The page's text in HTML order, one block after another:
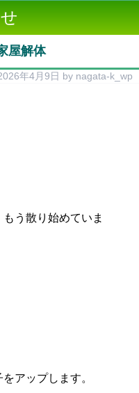
屋解体
年4月9日 by nagata-k_wp
う散り始めていま
アップします。